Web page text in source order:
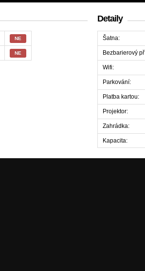
NE
NE
Detaily
Šatna:
Bezbarierový
Wifi:
Parkování:
Platba kartou:
Projektor:
Zahrádka:
Kapacita: